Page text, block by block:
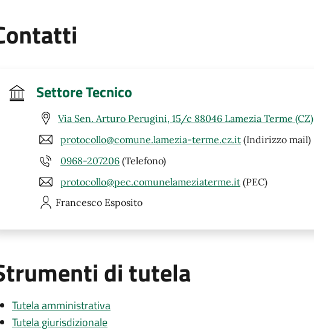
Settore Tecnico
Via Sen. Arturo Perugini, 15/c 88046 Lamezia Terme (CZ)
protocollo@comune.lamezia-terme.cz.it (Indirizzo mail)
0968-207206 (Telefono)
protocollo@pec.comunelameziaterme.it (PEC)
Francesco Esposito
di tutela
Tutela amministrativa
Tutela giurisdizionale